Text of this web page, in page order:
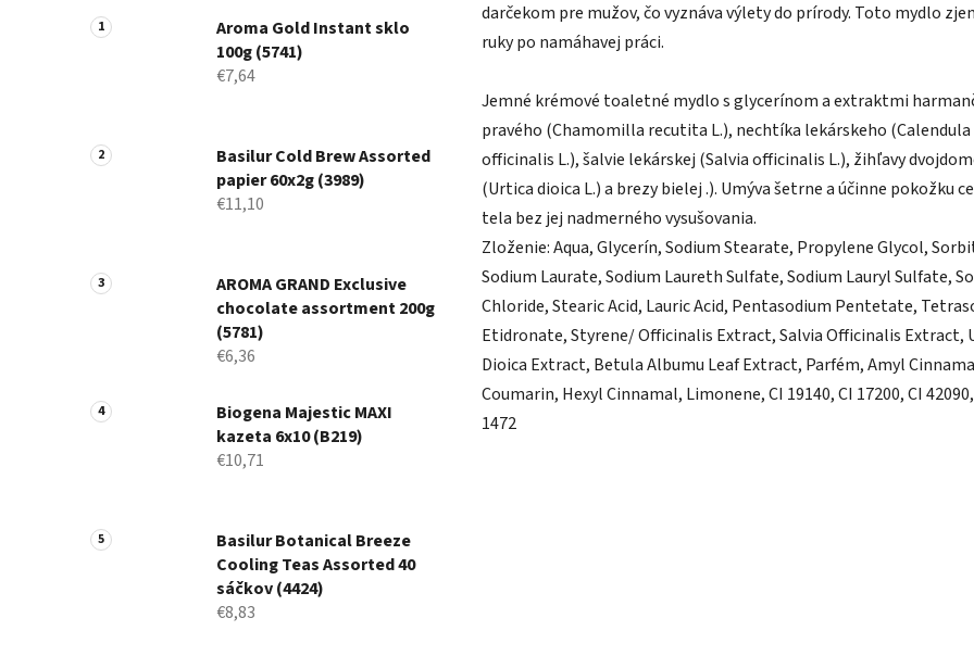
Aroma Gold Instant sklo
100g (5741)
€7,64
Basilur Cold Brew Assorted
papier 60x2g (3989)
€11,10
AROMA GRAND Exclusive
chocolate assortment 200g
(5781)
€6,36
Biogena Majestic MAXI
kazeta 6x10 (B219)
€10,71
Basilur Botanical Breeze
Cooling Teas Assorted 40
sáčkov (4424)
€8,83
darčekom pre mužov, čo vyznáva výlety do prírody. Toto mydlo
ruky po namáhavej práci.
Jemné krémové toaletné mydlo s glycerínom a extraktmi
pravého (Chamomilla recutita L.), nechtíka lekárskeho (Calendula
officinalis L.), šalvie lekárskej (Salvia officinalis L.), žihľavy
(Urtica dioica L.) a brezy bielej .). Umýva šetrne a účinne pokožku
tela bez jej nadmerného vysušovania.
Zloženie: Aqua, Glycerín, Sodium Stearate, Propylene Glycol,
Sodium Laurate, Sodium Laureth Sulfate, Sodium Lauryl Sulfate,
Chloride, Stearic Acid, Lauric Acid, Pentasodium Pentetate,
Etidronate, Styrene/ Officinalis Extract, Salvia Officinalis Extract,
Dioica Extract, Betula Albumu Leaf Extract, Parfém, Amyl
Coumarin, Hexyl Cinnamal, Limonene, CI 19140, CI 17200, CI
1472